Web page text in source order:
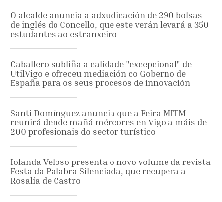
O alcalde anuncia a adxudicación de 290 bolsas
de inglés do Concello, que este verán levará a 350
estudantes ao estranxeiro
Caballero subliña a calidade "excepcional" de
UtilVigo e ofreceu mediación co Goberno de
España para os seus procesos de innovación
Santi Domínguez anuncia que a Feira MITM
reunirá dende mañá mércores en Vigo a máis de
200 profesionais do sector turístico
Iolanda Veloso presenta o novo volume da revista
Festa da Palabra Silenciada, que recupera a
Rosalía de Castro